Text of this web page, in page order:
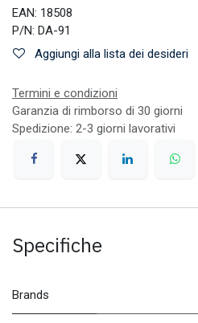
EAN: 18508
P/N: DA-91
Aggiungi alla lista dei desideri
Termini e condizioni
Garanzia di rimborso di 30 giorni
Spedizione: 2-3 giorni lavorativi
Specifiche
Brands